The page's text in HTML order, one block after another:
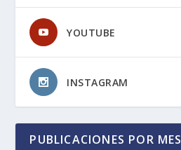
YOUTUBE
INSTAGRAM
PUBLICACIONES POR MES